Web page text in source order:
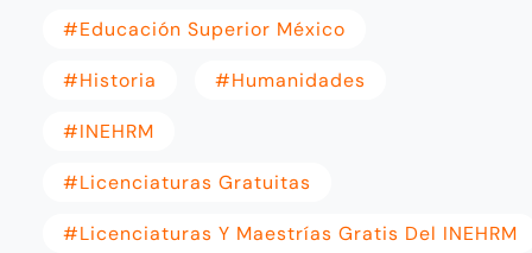
#Educación Superior México
#Historia #humanidades
#INEHRM
#licenciaturas Gratuitas
#licenciaturas Y Maestrías Gratis Del INEHRM